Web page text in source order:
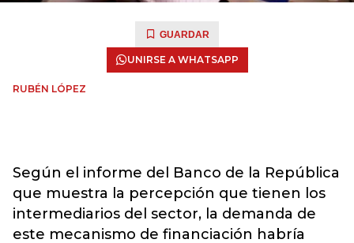
GUARDAR
UNIRSE A WHATSAPP
RUBÉN LÓPEZ
Según el informe del Banco de la República
que muestra la percepción que tienen los
intermediarios del sector, la demanda de
este mecanismo de financiación habría